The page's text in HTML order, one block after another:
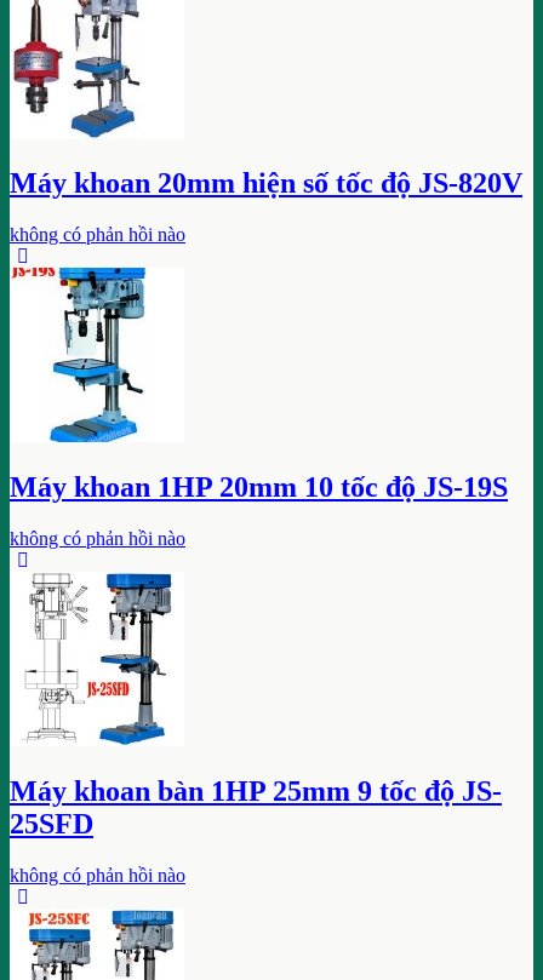
Máy khoan 20mm hiện số tốc độ JS-820V
không có phản hồi nào
Máy khoan 1HP 20mm 10 tốc độ JS-19S
không có phản hồi nào
Máy khoan bàn 1HP 25mm 9 tốc độ JS-
25SFD
không có phản hồi nào